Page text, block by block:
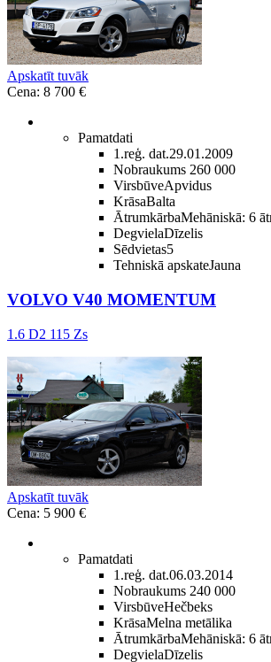
Apskatīt tuvāk
Cena: 8 700 €
Pamatdati
1.reģ. dat.29.01.2009
Nobraukums 260 000
VirsbūveApvidus
KrāsaBalta
ĀtrumkārbaMehāniskā: 6
DegvielaDīzelis
Sēdvietas5
Tehniskā apskateJauna
VOLVO V40 MOMENTUM
1.6 D2 115 Zs
Apskatīt tuvāk
Cena: 5 900 €
Pamatdati
1.reģ. dat.06.03.2014
Nobraukums 240 000
VirsbūveHečbeks
KrāsaMelna metālika
ĀtrumkārbaMehāniskā: 6
DegvielaDīzelis